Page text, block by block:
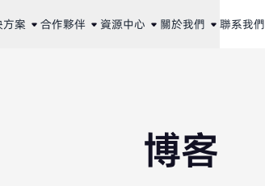
方案 合作夥伴 資源中心 關於我們 聯系我們
博客